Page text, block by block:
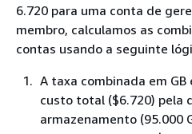
6.720 para uma conta de
membro, calculamos as
contas usando a seguinte
A taxa combinada em
custo total ($6.720) pela
armazenamento (95.000